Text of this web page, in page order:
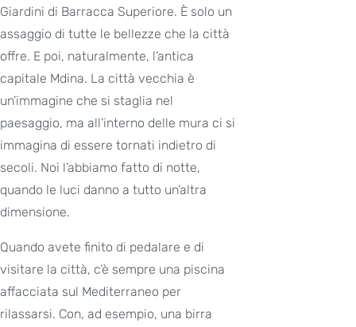
Giardini di Barracca Superiore. È solo un
assaggio di tutte le bellezze che la città
offre. E poi, naturalmente, l’antica
capitale Mdina. La città vecchia è
un’immagine che si staglia nel
paesaggio, ma all’interno delle mura ci si
immagina di essere tornati indietro di
secoli. Noi l’abbiamo fatto di notte,
quando le luci danno a tutto un’altra
dimensione.
Quando avete finito di pedalare e di
visitare la città, c’è sempre una piscina
affacciata sul Mediterraneo per
rilassarsi. Con, ad esempio, una birra